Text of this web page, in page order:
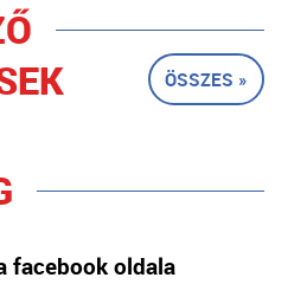
ÖSSZES »
facebook oldala